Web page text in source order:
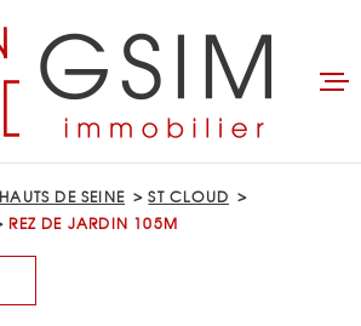
ACCUEIL
HAUTS DE SEINE
ST CLOUD
REZ DE JARDIN 105M